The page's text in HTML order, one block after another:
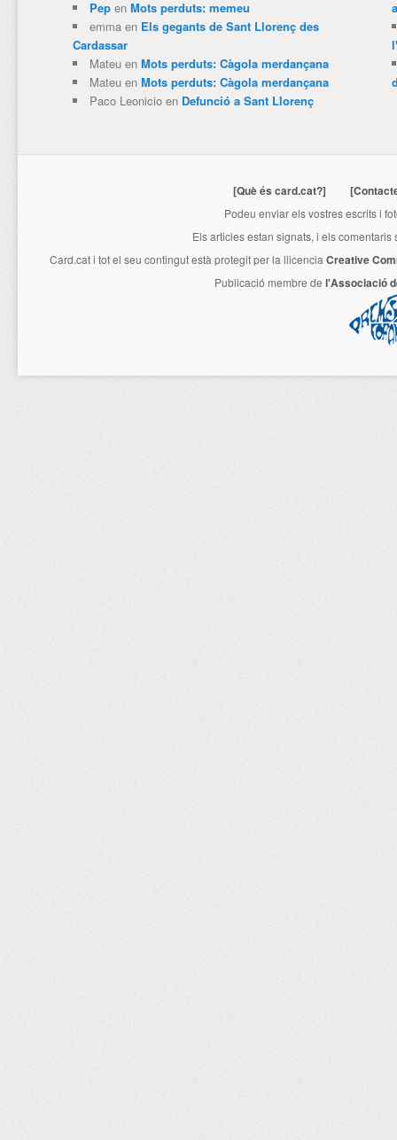
Pepen Mots perduts: memeu
emmaen Els gegants de Sant Llorenç des
Cardassar
Mateuen Mots perduts: Càgola merdançana
Mateuen Mots perduts: Càgola merdançana
Paco Leonicioen Defunció a Sant Llorenç
[Què és card.cat?]
Podeu enviar els vostres escrits i
Els articles estan signats, i els
Card.cati tot el seu contingut està protegit per la llicencia Creative
Publicació membre de l'Associació